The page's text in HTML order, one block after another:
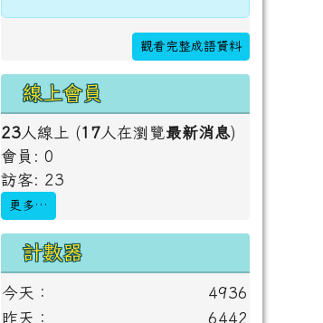
觀看完整成語資料
線上會員
23 人線上 (17 人在瀏覽最新消息)
會員: 0
訪客: 23
更多…
計數器
今天：
4936
昨天：
6442